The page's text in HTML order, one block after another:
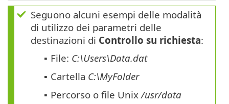
Seguono alcuni esempi delle modalità
di utilizzo dei parametri delle
destinazioni di Controllo su richiesta:
▪ File: C:\Users\Data.dat
▪ Cartella C:\MyFolder
▪ Percorso o file Unix /usr/data